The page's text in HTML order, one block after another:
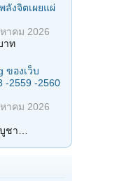
ลังจิตเผยแผ่
าคม 2026
าท
ของเว็บ
-2559 -2560
าคม 2026
บูชา…